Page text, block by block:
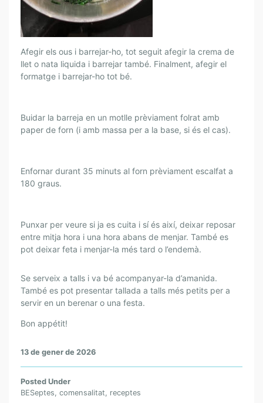
Afegir els ous i barrejar-ho, tot seguit afegir la crema de
llet o nata liquida i barrejar també. Finalment, afegir el
formatge i barrejar-ho tot bé.
Buidar la barreja en un motlle prèviament folrat amb
paper de forn (i amb massa per a la base, si és el cas).
Enfornar durant 35 minuts al forn prèviament escalfat a
180 graus.
Punxar per veure si ja es cuita i sí és així, deixar reposar
entre mitja hora i una hora abans de menjar. També es
pot deixar feta i menjar-la més tard o l’endemà.
Se serveix a talls i va bé acompanyar-la d’amanida.
També es pot presentar tallada a talls més petits per a
servir en un berenar o una festa.
Bon appétit!
13 de gener de 2026
Posted Under
BESeptes, comensalitat, receptes